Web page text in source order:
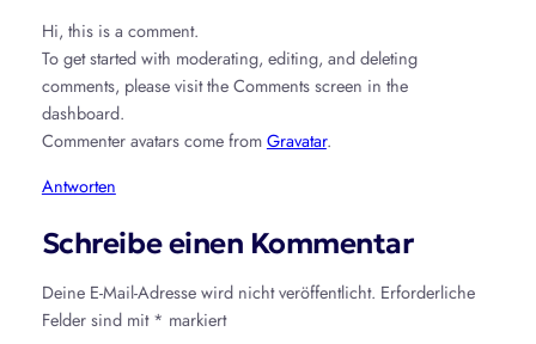
Hi, this is a comment.
To get started with moderating, editing, and deleting
comments, please visit the Comments screen in the
dashboard.
Commenter avatars come fromGravatar.
Antworten
Schreibe einen Kommentar
Deine E-Mail-Adresse wird nicht veröffentlicht. Erforderliche
Felder sind mit* markiert